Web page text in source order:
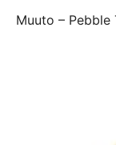
Muuto –